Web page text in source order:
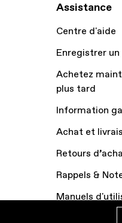
Assistance
Centre d'aide
Enregistrer
Achetez
plus tard
Information
Achat et
Retours
Rappels &
Manuels